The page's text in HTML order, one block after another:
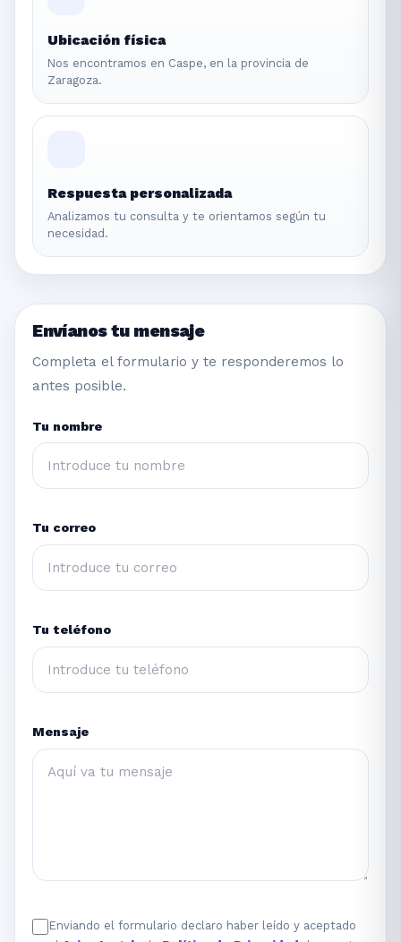
Ubicación física
Nos encontramos en Caspe, en la provincia de
Zaragoza.
Respuesta personalizada
Analizamos tu consulta y te orientamos según tu
necesidad.
Envíanos tu mensaje
Completa el formulario y te responderemos lo
antes posible.
Tu nombre
Tu correo
Tu teléfono
Mensaje
Enviando el formulario declaro haber leído y aceptado